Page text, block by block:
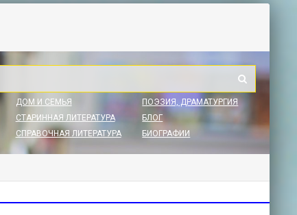
ДОМ И СЕМЬЯ
СТАРИННАЯ ЛИТЕРАТУРА
СПРАВОЧНАЯ ЛИТЕРАТУРА
ПОЭЗИЯ, ДРАМАТУРГИЯ
БЛОГ
БИОГРАФИИ